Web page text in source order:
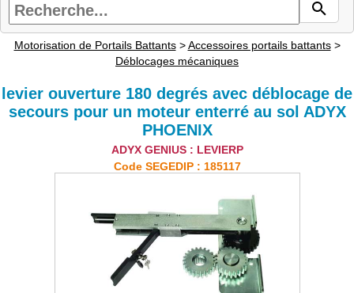
Motorisation de Portails Battants>Accessoires portails battants>
Déblocages mécaniques
levier ouverture 180 degrés avec déblocage de
secours pour un moteur enterré au sol ADYX
PHOENIX
ADYX GENIUS : LEVIERP
Code SEGEDIP : 185117